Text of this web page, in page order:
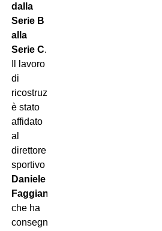
dalla
Serie B
alla
Serie C.
Il lavoro
di
ricostruzione
è stato
affidato
al
direttore
sportivo
Daniele
Faggiano
che ha
consegnato